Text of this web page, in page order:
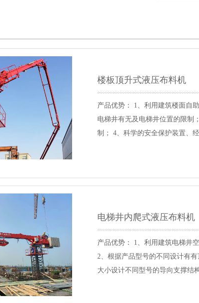
楼板顶升式液压布料机
产品优势： 1、利用建筑楼面自
电梯井有无及电梯井位置的限制
制； 4、科学的安全保护装置、
电梯井内爬式液压布料机
产品优势： 1、利用建筑电梯井
2、根据产品型号的不同设计有
大小设计不同型号的导向支撑结
料机主要适用于高层及超高层